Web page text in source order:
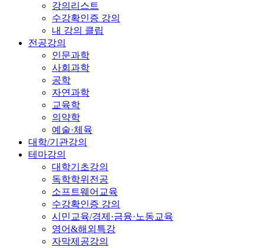
강의리스트
수강확인증 강의
내 강의 클립
전공강의
인문과학
사회과학
공학
자연과학
교육학
의약학
예술·체육
대학/기관강의
테마강의
대학기초강의
독학학위전공
소프트웨어교육
수강확인증 강의
시민교육/경제·금융·노동교육
영어&해외특강
자막제공강의